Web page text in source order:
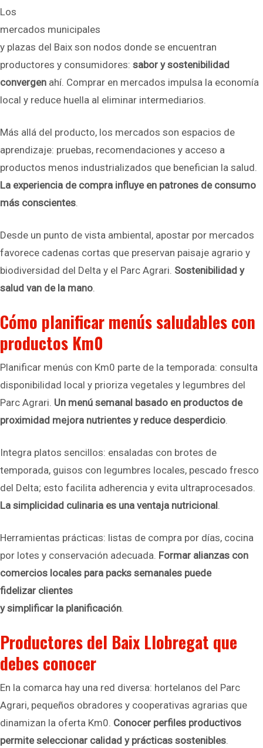
Los
mercados municipales
y plazas del Baix son nodos donde se encuentran
productores y consumidores: sabor y sostenibilidad
convergen ahí. Comprar en mercados impulsa la economía
local y reduce huella al eliminar intermediarios.
Más allá del producto, los mercados son espacios de
aprendizaje: pruebas, recomendaciones y acceso a
productos menos industrializados que benefician la salud.
La experiencia de compra influye en patrones de consumo
más conscientes.
Desde un punto de vista ambiental, apostar por mercados
favorece cadenas cortas que preservan paisaje agrario y
biodiversidad del Delta y el Parc Agrari. Sostenibilidad y
salud van de la mano.
Cómo planificar menús saludables con
productos Km0
Planificar menús con Km0 parte de la temporada: consulta
disponibilidad local y prioriza vegetales y legumbres del
Parc Agrari. Un menú semanal basado en productos de
proximidad mejora nutrientes y reduce desperdicio.
Integra platos sencillos: ensaladas con brotes de
temporada, guisos con legumbres locales, pescado fresco
del Delta; esto facilita adherencia y evita ultraprocesados.
La simplicidad culinaria es una ventaja nutricional.
Herramientas prácticas: listas de compra por días, cocina
por lotes y conservación adecuada. Formar alianzas con
comercios locales para packs semanales puede
fidelizar clientes
y simplificar la planificación.
Productores del Baix Llobregat que
debes conocer
En la comarca hay una red diversa: hortelanos del Parc
Agrari, pequeños obradores y cooperativas agrarias que
dinamizan la oferta Km0. Conocer perfiles productivos
permite seleccionar calidad y prácticas sostenibles.